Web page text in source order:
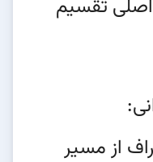
اصلی تقسیم
از مسیر